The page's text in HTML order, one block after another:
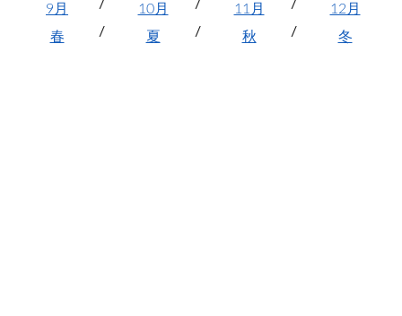
9月
10月 11月
12月
春
夏 秋 冬